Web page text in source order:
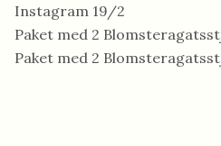
Instagram 19/2
Paket med 2
Paket med 2